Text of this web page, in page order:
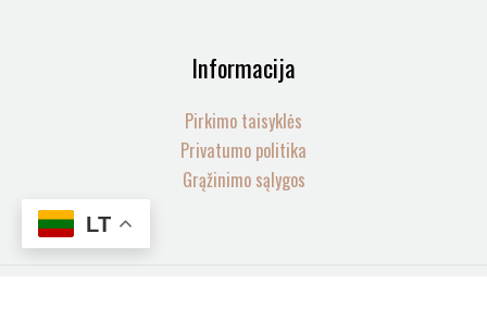
Informacija
Pirkimo taisyklės
Privatumo politika
Grąžinimo sąlygos
LT